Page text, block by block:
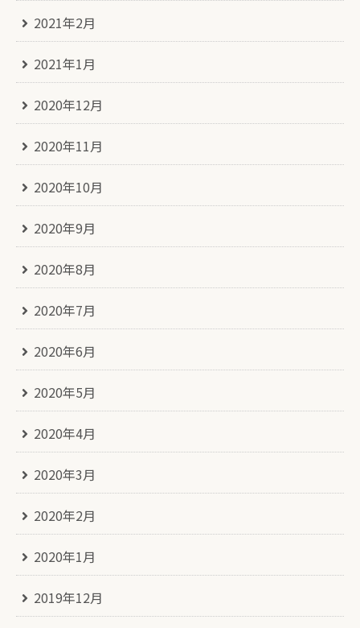
2021年2月
2021年1月
2020年12月
2020年11月
2020年10月
2020年9月
2020年8月
2020年7月
2020年6月
2020年5月
2020年4月
2020年3月
2020年2月
2020年1月
2019年12月